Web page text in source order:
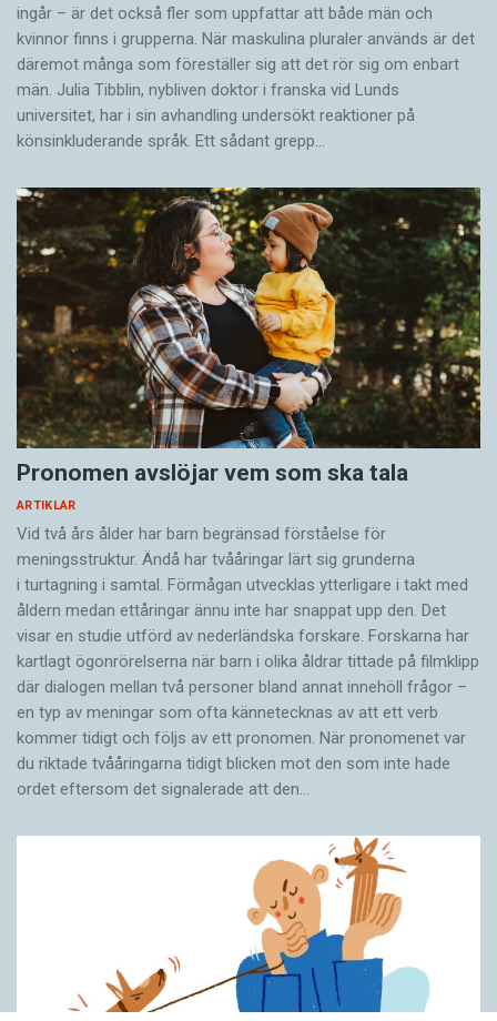
ingår – är det också fler som uppfattar att både män och
kvinnor finns i grupperna. När maskulina pluraler används är det
där­emot många som föreställer sig att det rör sig om enbart
män. Julia Tibblin, nybliven doktor i franska vid Lunds
universitet, har i sin avhandling undersökt reaktioner på
könsinkluderande språk. Ett sådant grepp…
Pronomen avslöjar vem som ska tala
ARTIKLAR
Vid två års ålder har barn begränsad förståelse för
meningsstruktur. Ändå har tvååringar lärt sig grunderna
i turtagning i samtal. Förmågan utvecklas ytterligare i takt med
åldern medan ettåringar ännu inte har snappat upp den. Det
visar en studie utförd av nederländska forskare. Forskarna har
kartlagt ögonrörelserna när barn i olika åldrar tittade på filmklipp
där dialogen mellan två personer bland annat innehöll frågor –
en typ av meningar som ofta kännetecknas av att ett verb
kommer tidigt och följs av ett pronomen. När pronomenet var
du riktade tvååringarna tidigt blicken mot den som inte hade
ordet eftersom det ­signalerade att den…